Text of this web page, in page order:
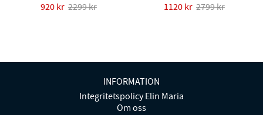
920 kr 2299 kr 1120 kr 2799 kr
INFORMATION
Integritetspolicy Elin Maria
Om oss